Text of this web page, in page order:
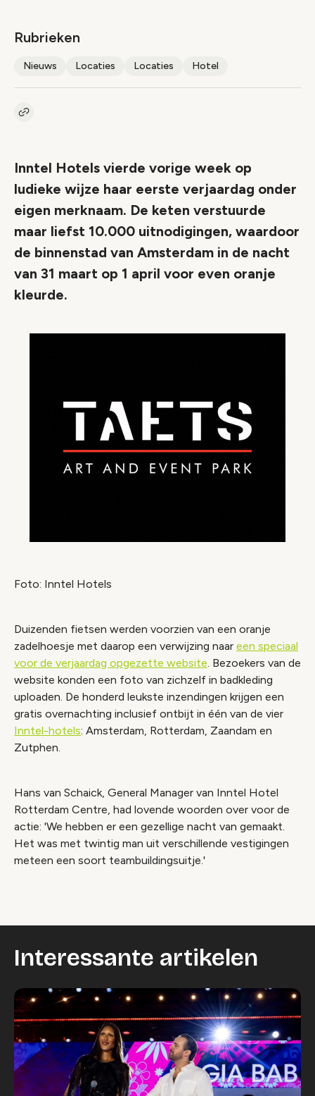
Rubrieken
Nieuws Locaties Locaties Hotel
Kopieer link naar artikel
Inntel Hotels vierde vorige week op
ludieke wijze haar eerste verjaardag onder
eigen merknaam. De keten verstuurde
maar liefst 10.000 uitnodigingen, waardoor
de binnenstad van Amsterdam in de nacht
van 31 maart op 1 april voor even oranje
kleurde.
Foto: Inntel Hotels
Duizenden fietsen werden voorzien van een oranje
zadelhoesje met daarop een verwijzing naar een speciaal
voor de verjaardag opgezette website. Bezoekers van de
website konden een foto van zichzelf in badkleding
uploaden. De honderd leukste inzendingen krijgen een
gratis overnachting inclusief ontbijt in één van de vier
Inntel-hotels: Amsterdam, Rotterdam, Zaandam en
Zutphen.
Hans van Schaick, General Manager van Inntel Hotel
Rotterdam Centre, had lovende woorden over voor de
actie: 'We hebben er een gezellige nacht van gemaakt.
Het was met twintig man uit verschillende vestigingen
meteen een soort teambuildingsuitje.'
Interessante artikelen